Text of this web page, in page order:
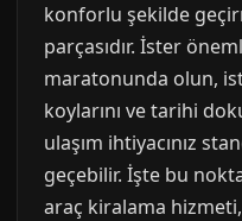
konforlu şekilde
parçasıdır. İster
maratonunda olun,
koylarını ve tarihi
ulaşım ihtiyacınız
geçebilir. İşte bu
araç kiralama